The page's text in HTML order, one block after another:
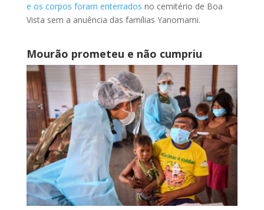
e os corpos foram enterrados no cemitério de Boa
Vista sem a anuência das famílias Yanomami.
Mourão prometeu e não cumpriu